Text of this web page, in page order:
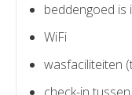
beddengoed is
WiFi
wasfaciliteiten